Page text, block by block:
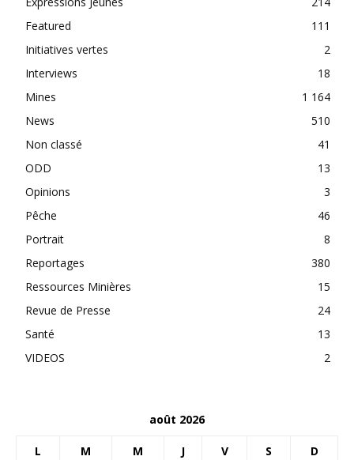
Featured
111
Initiatives vertes
2
Interviews
18
Mines
1 164
News
510
Non classé
41
ODD
13
Opinions
3
Pêche
46
Portrait
8
Reportages
380
Ressources Minières
15
Revue de Presse
24
Santé
13
VIDEOS
2
août 2026
L M M J V S D